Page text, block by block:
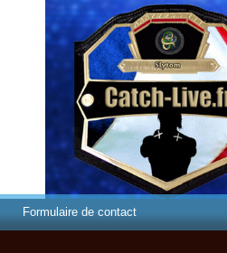
Formulaire de contact